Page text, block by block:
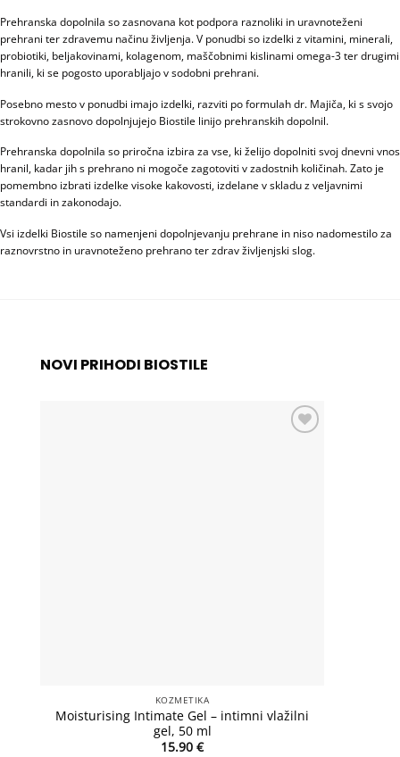
Prehranska dopolnila so zasnovana kot podpora raznoliki in uravnoteženi
prehrani ter zdravemu načinu življenja. V ponudbi so izdelki z vitamini, minerali,
probiotiki, beljakovinami, kolagenom, maščobnimi kislinami omega-3 ter drugimi
hranili, ki se pogosto uporabljajo v sodobni prehrani.
Posebno mesto v ponudbi imajo izdelki, razviti po formulah dr. Majiča, ki s svojo
strokovno zasnovo dopolnjujejo Biostile linijo prehranskih dopolnil.
Prehranska dopolnila so priročna izbira za vse, ki želijo dopolniti svoj dnevni vnos
hranil, kadar jih s prehrano ni mogoče zagotoviti v zadostnih količinah. Zato je
pomembno izbrati izdelke visoke kakovosti, izdelane v skladu z veljavnimi
standardi in zakonodajo.
Vsi izdelki Biostile so namenjeni dopolnjevanju prehrane in niso nadomestilo za
raznovrstno in uravnoteženo prehrano ter zdrav življenjski slog.
NOVI PRIHODI BIOSTILE
KOZMETIKA
Moisturising Intimate Gel – intimni vlažilni
gel, 50 ml
15.90 €